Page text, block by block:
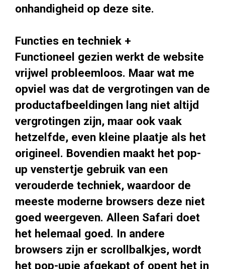
onhandigheid op deze site.
Functies en techniek +
Functioneel gezien werkt de website
vrijwel probleemloos. Maar wat me
opviel was dat de vergrotingen van de
productafbeeldingen lang niet altijd
vergrotingen zijn, maar ook vaak
hetzelfde, even kleine plaatje als het
origineel. Bovendien maakt het pop-
up venstertje gebruik van een
verouderde techniek, waardoor de
meeste moderne browsers deze niet
goed weergeven. Alleen Safari doet
het helemaal goed. In andere
browsers zijn er scrollbalkjes, wordt
het pop-upje afgekapt of opent het in